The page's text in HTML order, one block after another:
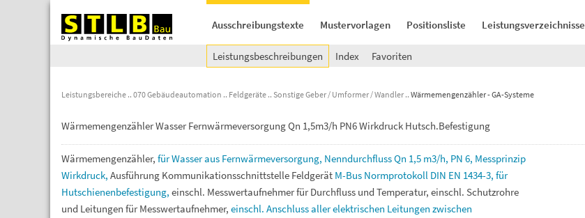
Ausschreibungstexte Mustervorlagen Positionsliste Leistungsverzeichnisse
Leistungsbeschreibungen Index Favoriten
Leistungsbereiche 070 Gebäudeautomation Feldgeräte Sonstige Geber / Umformer / Wandler Wärmemengenzähler - GA-Systeme
Wärmemengenzähler Wasser Fernwärmeversorgung Qn 1,5m3/h PN6 Wirkdruck Hutsch.Befestigung
Wärmemengenzähler, fürWasseraus Fernwärmeversorgung, NenndurchflussQn 1,5 m3/h, PN 6, Messprinzip
Wirkdruck, Ausführung Kommunikationsschnittstelle Feldgerät M-Bus Normprotokoll DIN EN 1434-3, für
Hutschienenbefestigung, einschl. MesswertaufnehmerfürDurchfluss und Temperatur, einschl. Schutzrohre
und Leitungen fürMesswertaufnehmer, einschl. Anschlussallerelektrischen Leitungen zwischen